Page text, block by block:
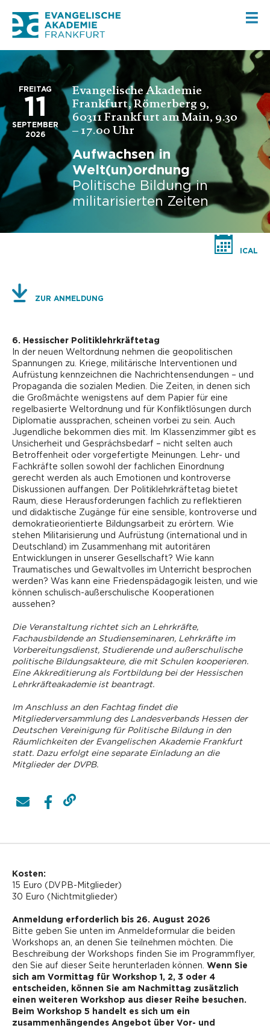
FREITAG
11
SEPTEMBER
2026
Evangelische Akademie
Frankfurt, Römerberg 9,
60311 Frankfurt am Main, 9.30
– 17.00 Uhr
Aufwachsen in
Welt(un)ordnung
Politische Bildung in
militarisierten Zeiten
ICAL
ZUR ANMELDUNG
6. Hessischer Politiklehrkräftetag
In der neuen Weltordnung nehmen die geopolitischen
Spannungen zu. Kriege, militärische Interventionen und
Aufrüstung kennzeichnen die Nachrichtensendungen – und
Propaganda die sozialen Medien. Die Zeiten, in denen sich
die Großmächte wenigstens auf dem Papier für eine
regelbasierte Weltordnung und für Konfliktlösungen durch
Diplomatie aussprachen, scheinen vorbei zu sein. Auch
Jugendliche bekommen dies mit. Im Klassenzimmer gibt es
Unsicherheit und Gesprächsbedarf – nicht selten auch
Betroffenheit oder vorgefertigte Meinungen. Lehr- und
Fachkräfte sollen sowohl der fachlichen Einordnung
gerecht werden als auch Emotionen und kontroverse
Diskussionen auffangen. Der Politiklehrkräftetag bietet
Raum, diese Herausforderungen fachlich zu reflektieren
und didaktische Zugänge für eine sensible, kontroverse und
demokratieorientierte Bildungsarbeit zu erörtern. Wie
stehen Militarisierung und Aufrüstung (international und in
Deutschland) im Zusammenhang mit autoritären
Entwicklungen in unserer Gesellschaft? Wie kann
Traumatisches und Gewaltvolles im Unterricht besprochen
werden? Was kann eine Friedenspädagogik leisten, und wie
können schulisch-außerschulische Kooperationen
aussehen?
Die Veranstaltung richtet sich an Lehrkräfte,
Fachausbildende an Studienseminaren, Lehrkräfte im
Vorbereitungsdienst, ­Studierende und außerschulische
politische Bildungsakteure, die mit Schulen kooperieren.
Eine Akkreditierung als Fortbildung bei der Hessischen
Lehrkräfteakademie ist beantragt.
Im Anschluss an den Fachtag findet die
Mitgliederversammlung des Landesverbands Hessen der
Deutschen Vereinigung für Politische Bildung in den
Räumlichkeiten der Evangelischen Akademie Frankfurt
statt. Dazu erfolgt eine separate Einladung an die
Mitglieder der DVPB.
Kosten:
15 Euro (DVPB-Mitglieder)
30 Euro (Nichtmitglieder)
Anmeldung erforderlich bis 26. August 2026
Bitte geben Sie unten im Anmeldeformular die beiden
Workshops an, an denen Sie teilnehmen möchten. Die
Beschreibung der Workshops finden Sie im Programmflyer,
den Sie auf dieser Seite herunterladen können. Wenn Sie
sich am Vormittag für Workshop 1, 2, 3 oder 4
entscheiden, können Sie am Nachmittag zusätzlich
einen weiteren Workshop aus dieser Reihe besuchen.
Beim Workshop 5 handelt es sich um ein
zusammenhängendes Angebot über Vor- und